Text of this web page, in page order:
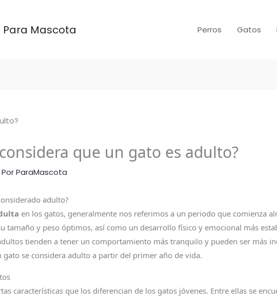
Para Mascota Perros Gatos
que un gato es adulto?
ParaMascota
adulto?
en los gatos, generalmente nos referimos a un periodo que comienza
tamaño y peso óptimos, así como un desarrollo físico y emocional más
tienden a tener un comportamiento más tranquilo y pueden ser más
gato se considera adulto a partir del primer año de vida.
características que los diferencian de los gatos jóvenes. Entre ellas se